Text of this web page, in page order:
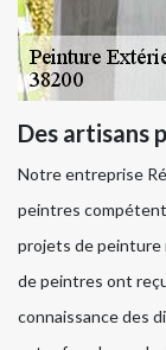
Des artisans
Notre entreprise
peintres
projets de peinture
de peintres ont
connaissance des